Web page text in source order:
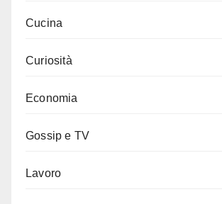
Cucina
Curiosità
Economia
Gossip e TV
Lavoro